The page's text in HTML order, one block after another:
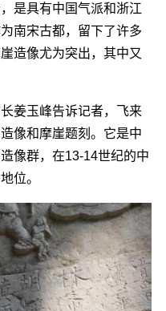
是具有中国气派和浙江
南宋古都，留下了许多
造像尤为突出，其中又
姜玉峰告诉记者，飞来
像和摩崖题刻。它是中
像群，在13-14世纪的中
位。